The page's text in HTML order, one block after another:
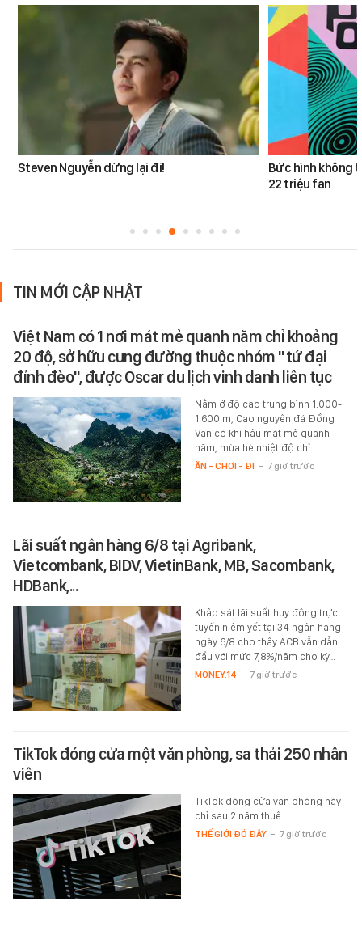
Steven Nguyễn dừng lại đi!
Bức hình không
22 triệu fan
TIN MỚI CẬP NHẬT
Việt Nam có 1 nơi mát mẻ quanh năm chỉ khoảng
20 độ, sở hữu cung đường thuộc nhóm "tứ đại
đỉnh đèo", được Oscar du lịch vinh danh liên tục
Nằm ở độ cao trung bình 1.000-
1.600 m, Cao nguyên đá Đồng
Văn có khí hậu mát mẻ quanh
năm, mùa hè nhiệt độ chỉ…
ĂN - CHƠI - ĐI - 7 giờ trước
Lãi suất ngân hàng 6/8 tại Agribank,
Vietcombank, BIDV, VietinBank, MB, Sacombank,
HDBank,...
Khảo sát lãi suất huy động trực
tuyến niêm yết tại 34 ngân hàng
ngày 6/8 cho thấy ACB vẫn dẫn
đầu với mức 7,8%/năm cho kỳ…
MONEY.14 - 7 giờ trước
TikTok đóng cửa một văn phòng, sa thải 250 nhân
viên
TikTok đóng cửa văn phòng này
chỉ sau 2 năm thuê.
THẾ GIỚI ĐÓ ĐÂY - 7 giờ trước